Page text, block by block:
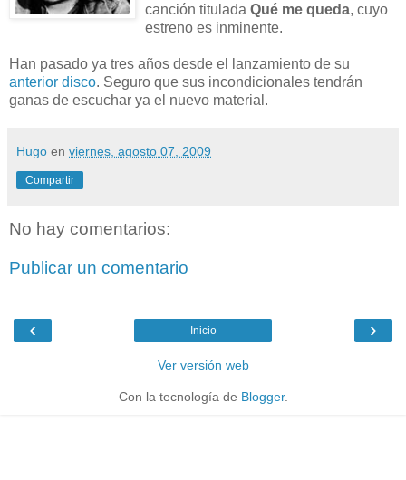
canción titulada Qué me queda, cuyo
estreno es inminente.
Han pasado ya tres años desde el lanzamiento de su
anterior disco. Seguro que sus incondicionales tendrán
ganas de escuchar ya el nuevo material.
Hugo en viernes, agosto 07, 2009
Compartir
No hay comentarios:
Publicar un comentario
‹ ›
Inicio
Ver versión web
Con la tecnología de Blogger.